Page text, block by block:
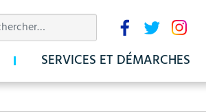
au
contenu
principal
Réseaux
sociaux
SERVICES ET DÉMARCHES